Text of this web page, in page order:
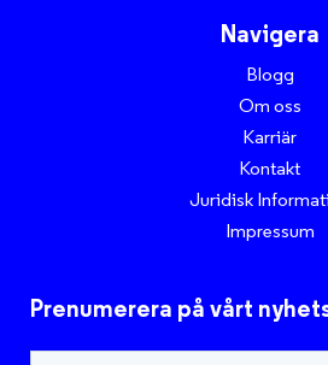
Navigera
Blogg
Om oss
Karriär
Kontakt
Juridisk
Impressum
Prenumerera på vårt